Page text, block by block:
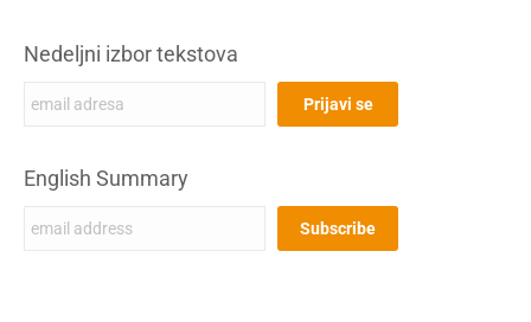
Nedeljni izbor tekstova
English Summary